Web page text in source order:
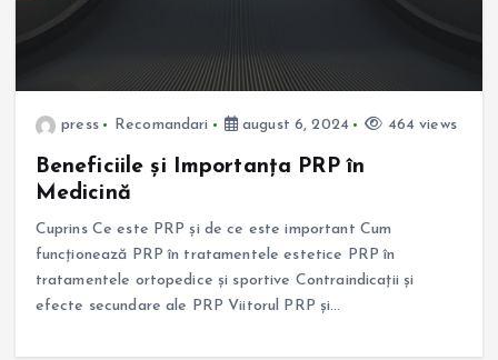
press Recomandari august 6, 2024 464 views
Beneficiile și Importanța PRP în
Medicină
Cuprins Ce este PRP și de ce este important Cum
funcționează PRP în tratamentele estetice PRP în
tratamentele ortopedice și sportive Contraindicații și
efecte secundare ale PRP Viitorul PRP și…